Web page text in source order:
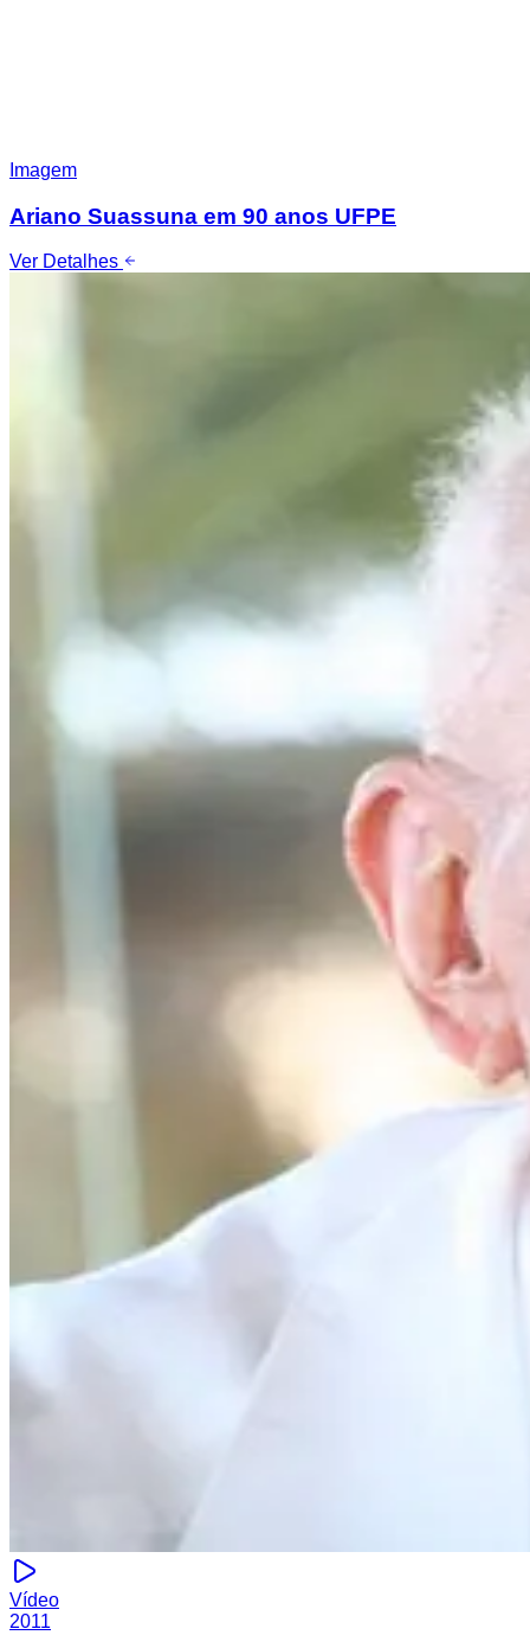
Imagem
Ariano Suassuna em 90 anos UFPE
Ver Detalhes
Vídeo
2011